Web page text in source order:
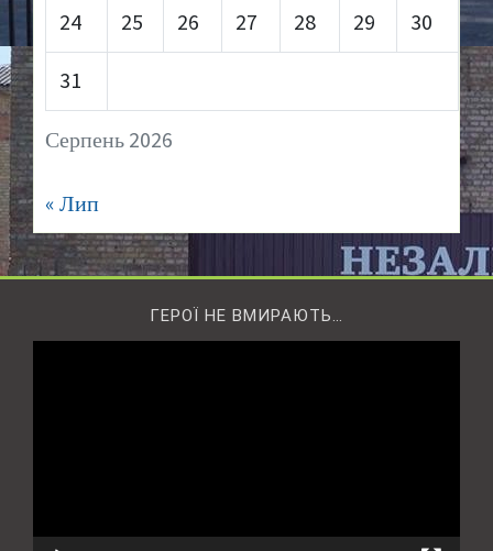
Серпень 2026
24 25 26 27 28 29 30
31
« Лип
ГЕРОЇ НЕ ВМИРАЮТЬ…